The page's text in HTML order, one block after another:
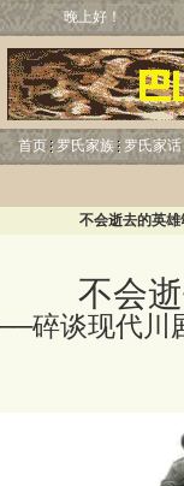
晚上好！
首页 罗氏家族 罗氏家话
不会逝去的英
不会
代川剧《